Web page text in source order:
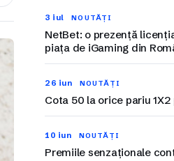
3 iul NOUTĂȚI
NetBet: o prezență
piața de iGaming din
26 iun NOUTĂȚI
Cota 50 la orice pariu
10 iun NOUTĂȚI
Premiile senzaționale